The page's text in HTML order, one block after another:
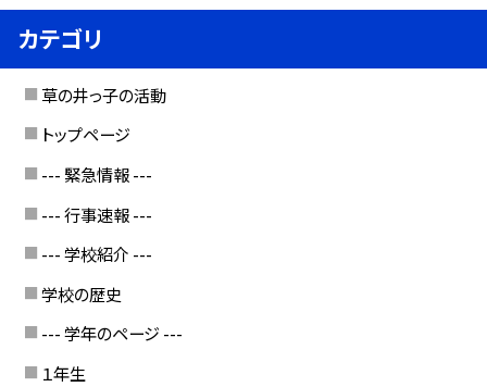
カテゴリ
草の井っ子の活動
トップページ
--- 緊急情報 ---
--- 行事速報 ---
--- 学校紹介 ---
学校の歴史
--- 学年のページ ---
１年生